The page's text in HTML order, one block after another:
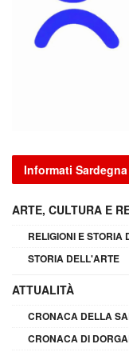
Informati Sardegna
ARTE, CULTURA E
RELIGIONI E STORIA
STORIA DELL'ARTE
ATTUALITÀ
CRONACA DELLA
CRONACA DI